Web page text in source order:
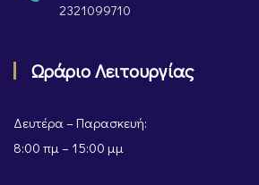
2321099710
Ωράριο Λειτουργίας
Δευτέρα – Παρασκευή:
8:00 πμ – 15:00 μμ